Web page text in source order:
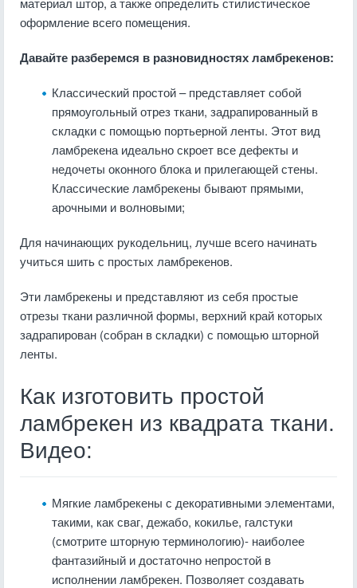
оформление всего помещения.
Давайте разберемся в разновидностях ламбрекенов:
Классический простой – представляет собой
прямоугольный отрез ткани, задрапированный в
складки с помощью портьерной ленты. Этот вид
ламбрекена идеально скроет все дефекты и
недочеты оконного блока и прилегающей стены.
Классические ламбрекены бывают прямыми,
арочными и волновыми;
Для начинающих рукодельниц, лучше всего начинать
учиться шить с простых ламбрекенов.
Эти ламбрекены и представляют из себя простые
отрезы ткани различной формы, верхний край которых
задрапирован (собран в складки) с помощью шторной
ленты.
Как изготовить простой
ламбрекен из квадрата ткани.
Видео:
Мягкие ламбрекены с декоративными элементами,
такими, как сваг, дежабо, кокилье, галстуки
(смотрите шторную терминологию)- наиболее
фантазийный и достаточно непростой в
исполнении ламбрекен. Позволяет создавать